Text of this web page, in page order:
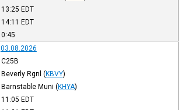
13:25 EDT
14:11 EDT
0:45
03.08.2026
C25B
Beverly Rgnl (KBVY)
Barnstable Muni (KHYA)
11:05 EDT